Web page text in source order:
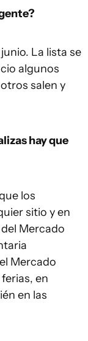
La lista se
algunos
salen y
hay que
los
sitio y en
Mercado
Mercado
en
en las